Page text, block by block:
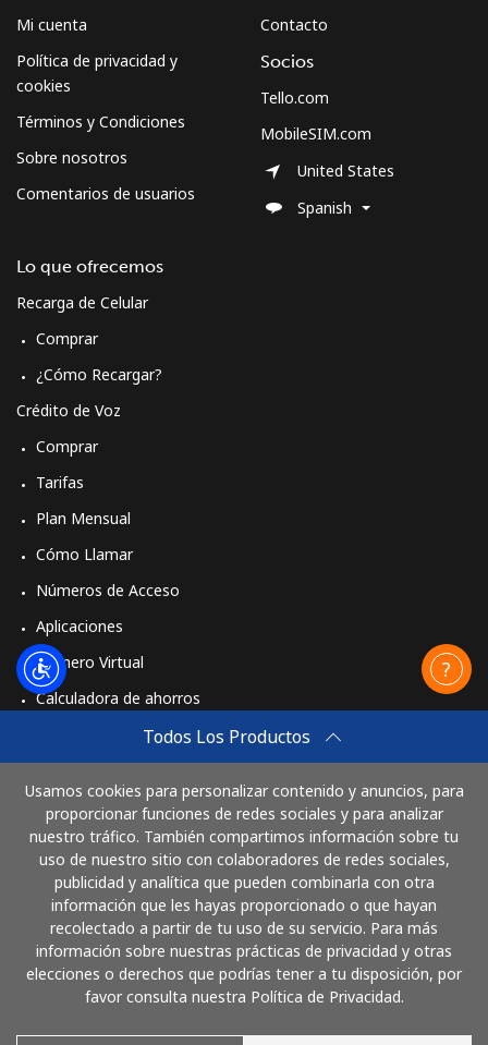
Todos Los Productos
Usamos cookies para personalizar contenido y anuncios, para
proporcionar funciones de redes sociales y para analizar
nuestro tráfico. También compartimos información sobre tu
uso de nuestro sitio con colaboradores de redes sociales,
publicidad y analítica que pueden combinarla con otra
información que les hayas proporcionado o que hayan
recolectado a partir de tu uso de su servicio. Para más
información sobre nuestras prácticas de privacidad y otras
elecciones o derechos que podrías tener a tu disposición, por
favor consulta nuestra Política de Privacidad.
Mi cuenta
Política de privacidad y
cookies
Términos y Condiciones
Sobre nosotros
Comentarios de usuarios
Lo que ofrecemos
Recarga de Celular
Comprar
¿Cómo Recargar?
Crédito de Voz
Comprar
Tarifas
Plan Mensual
Cómo Llamar
Números de Acceso
Aplicaciones
Número Virtual
Calculadora de ahorros
Comprar
Cómo funciona
Contacto
Socios
Tello.com
MobileSIM.com
United States
Spanish
Paga con